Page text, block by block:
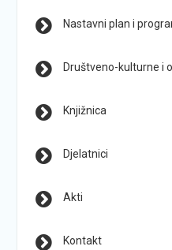
Nastavni plan i
Društveno-kulturne i
Knjižnica
Djelatnici
Akti
Kontakt